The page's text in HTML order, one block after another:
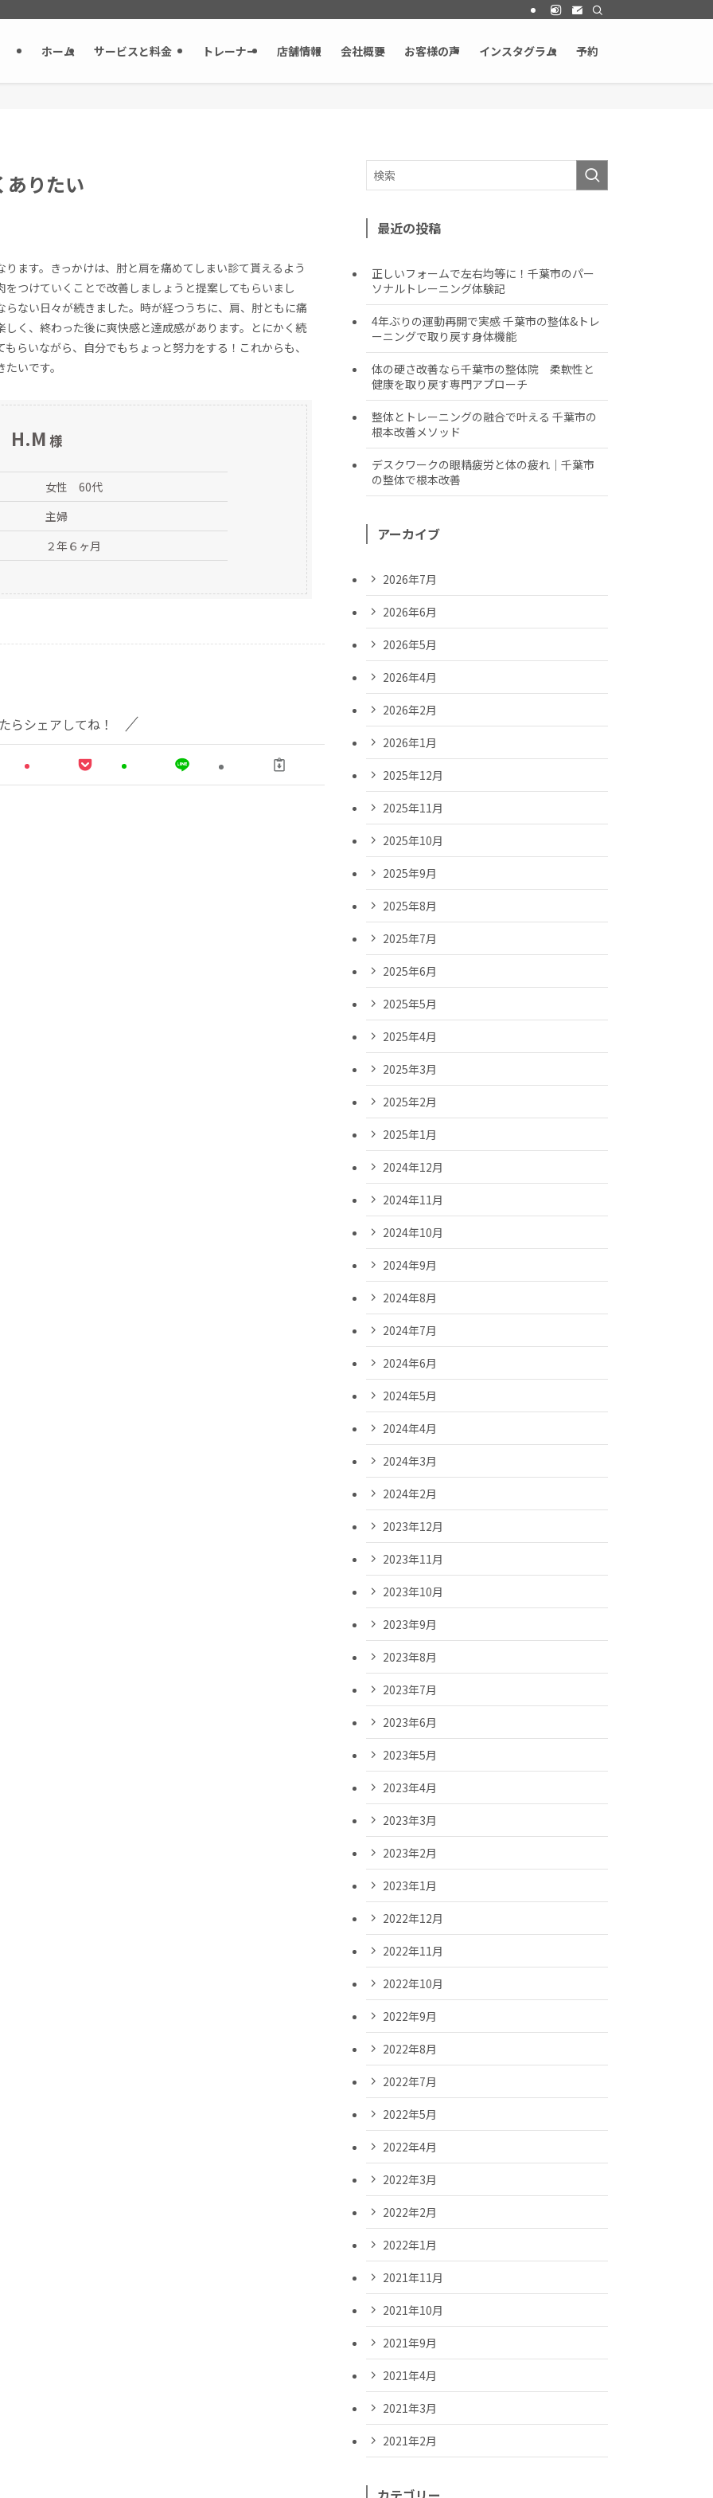
ホーム サービスと料金 トレーナー 店舗情報 会社概要 お客様の声 インスタグラム 予約
ありたい
ます。きっかけは、肘と肩を痛めてしまい診て貰えるよう
つけていくことで改善しましょうと提案してもらいまし
ない日々が続きました。時が経つうちに、肩、肘ともに痛
く、終わった後に爽快感と達成感があります。とにかく続
らいながら、自分でもちょっと努力をする！これからも、
いです。
H.M 様
女性 60代
主婦
２年６ヶ月
らシェアしてね！
最近の投稿
正しいフォームで左右均等に！千葉市のパー
ソナルトレーニング体験記
4年ぶりの運動再開で実感 千葉市の整体&トレ
ーニングで取り戻す身体機能
体の硬さ改善なら千葉市の整体院 柔軟性と
健康を取り戻す専門アプローチ
整体とトレーニングの融合で叶える 千葉市の
根本改善メソッド
デスクワークの眼精疲労と体の疲れ｜千葉市
の整体で根本改善
アーカイブ
2026年7月
2026年6月
2026年5月
2026年4月
2026年2月
2026年1月
2025年12月
2025年11月
2025年10月
2025年9月
2025年8月
2025年7月
2025年6月
2025年5月
2025年4月
2025年3月
2025年2月
2025年1月
2024年12月
2024年11月
2024年10月
2024年9月
2024年8月
2024年7月
2024年6月
2024年5月
2024年4月
2024年3月
2024年2月
2023年12月
2023年11月
2023年10月
2023年9月
2023年8月
2023年7月
2023年6月
2023年5月
2023年4月
2023年3月
2023年2月
2023年1月
2022年12月
2022年11月
2022年10月
2022年9月
2022年8月
2022年7月
2022年5月
2022年4月
2022年3月
2022年2月
2022年1月
2021年11月
2021年10月
2021年9月
2021年4月
2021年3月
2021年2月